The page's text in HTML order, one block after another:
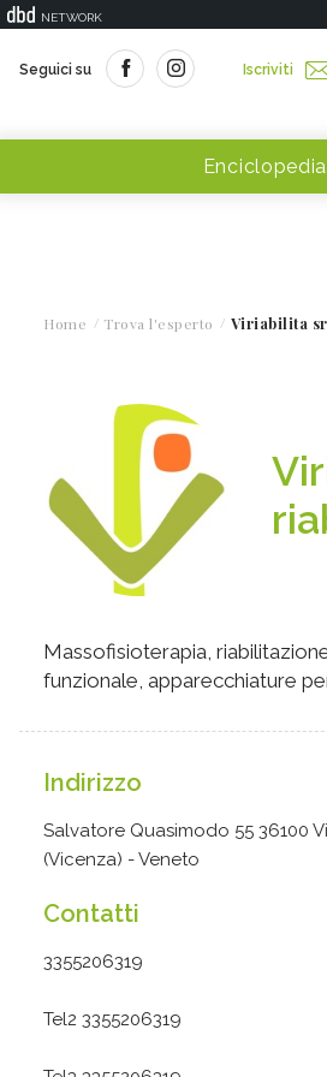
NETWORK
Seguici su Iscriviti
Home Trova l'esperto Viriabilita
Massofisioterapia,
funzionale, apparecchiature
Indirizzo
Salvatore Quasimodo 55 36100
(Vicenza) - Veneto
Contatti
3355206319
Tel2 3355206319